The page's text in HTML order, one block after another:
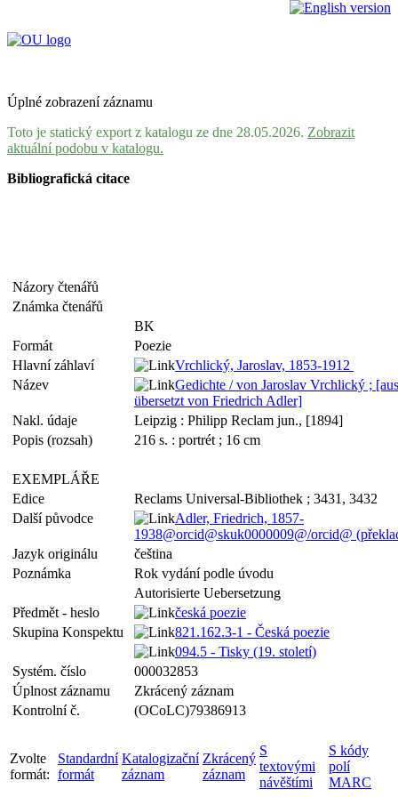
Úplné zobrazení záznamu
Toto je statický export z katalogu ze dne 28.05.2026. Zobrazit
aktuální podobu v katalogu.
Bibliografická citace
Názory čtenářů
Známka čtenářů
BK
Formát
Poezie
Hlavní záhlaví
Vrchlický, Jaroslav, 1853-1912
Název
Gedichte / von Jaroslav Vrchlický ;
übersetzt von Friedrich Adler]
Nakl. údaje
Leipzig : Philipp Reclam jun., [1894]
Popis (rozsah)
216 s. : portrét ; 16 cm
EXEMPLÁŘE
Edice
Reclams Universal-Bibliothek ; 3431, 3432
Další původce
Adler, Friedrich, 1857-
1938@orcid@skuk0000009@/orcid@
Jazyk originálu
čeština
Poznámka
Rok vydání podle úvodu
Autorisierte Uebersetzung
Předmět - heslo
česká poezie
Skupina Konspektu
821.162.3-1 - Česká poezie
094.5 - Tisky (19. století)
Systém. číslo
000032853
Úplnost záznamu
Zkrácený záznam
Kontrolní č.
(OCoLC)79386913
Zvolte
formát:
Standardní
formát
Katalogizační
záznam
Zkrácený
záznam
S
textovými
návěštími
S kódy
polí
MARC